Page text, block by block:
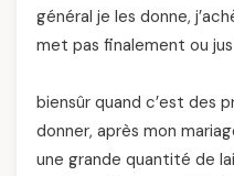
général je les donne,
met pas finalement ou
biensûr quand c’est des
donner, après mon
une grande quantité de